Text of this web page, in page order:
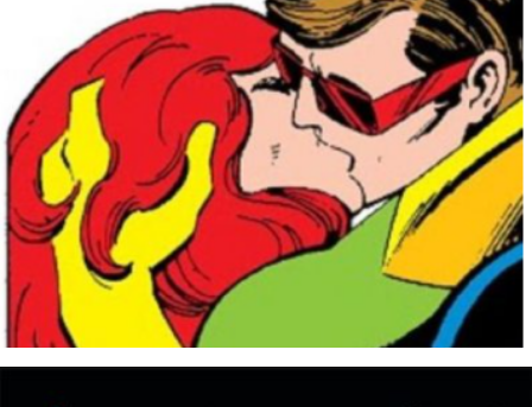
10 juin 2023